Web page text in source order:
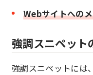
Webサイトへの
強調スニペット
強調スニペットには